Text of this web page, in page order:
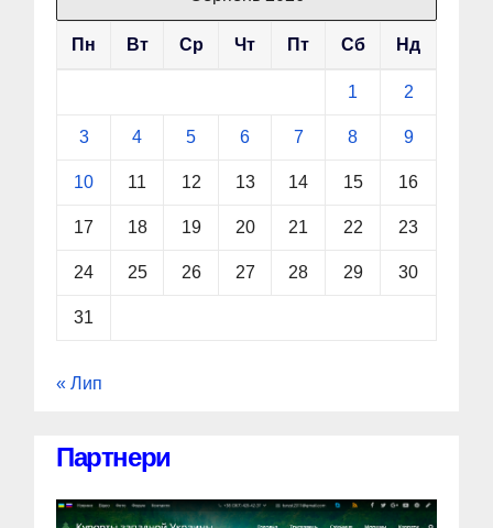
Пн Вт Ср Чт Пт Сб Нд
1 2
3 4 5 6 7 8 9
10 11 12 13 14 15 16
17 18 19 20 21 22 23
24 25 26 27 28 29 30
31
« Лип
Партнери